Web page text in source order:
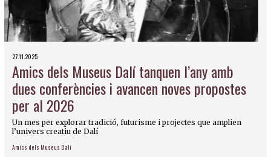
27.11.2025
Amics dels Museus Dalí tanquen l’any amb
dues conferències i avancen noves propostes
per al 2026
Un mes per explorar tradició, futurisme i projectes que amplien
l’univers creatiu de Dalí
Amics dels Museus Dalí